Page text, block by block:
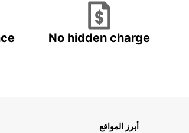
No hidden charge
أبرز المواقع